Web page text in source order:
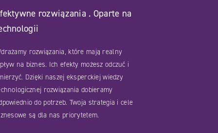
rozwiązania . Oparte na
rozwiązania, które mają realny
na biznes. Ich efekty możesz odczuć i
Dzięki naszej eksperckiej wiedzy
rozwiązania dobieramy
do potrzeb. Twoja strategia i cele
są dla nas priorytetem.